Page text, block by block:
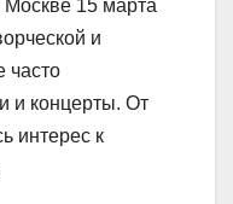
15 марта
и
часто
и концерты. От
интерес к